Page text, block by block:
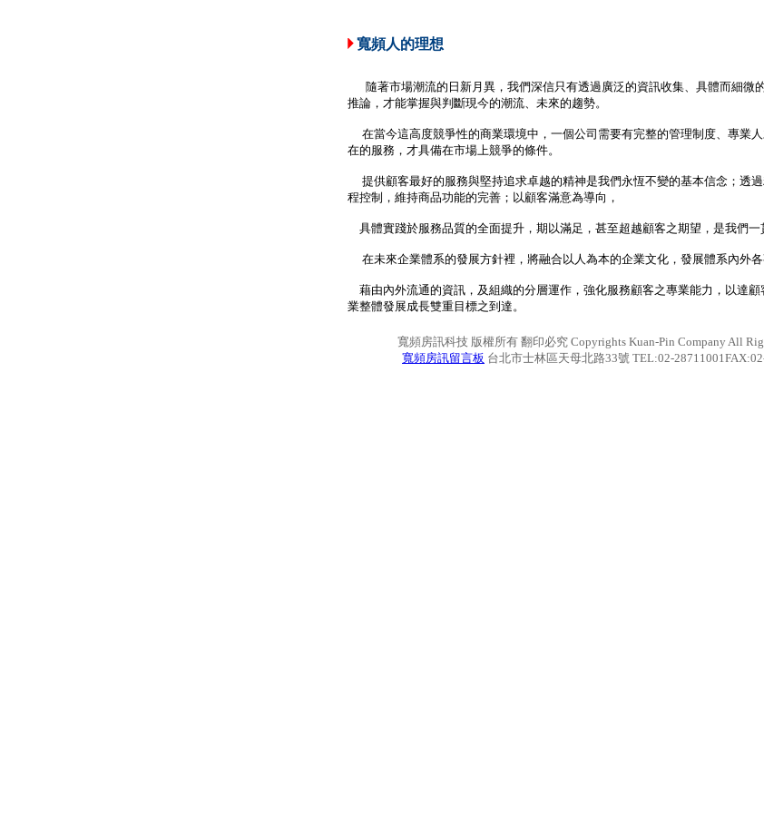
寬頻人的理想
隨著市場潮流的日新月異，我們深信只有透過廣泛的資訊收集、具體而細微
推論，才能掌握與判斷現今的潮流、未來的趨勢。
在當今這高度競爭性的商業環境中，一個公司需要有完整的管理制度、專業
在的服務，才具備在市場上競爭的條件。
提供顧客最好的服務與堅持追求卓越的精神是我們永恆不變的基本信念；透
程控制，維持商品功能的完善；以顧客滿意為導向，
具體實踐於服務品質的全面提升，期以滿足，甚至超越顧客之期望，是我們一
在未來企業體系的發展方針裡，將融合以人為本的企業文化，發展體系內外各
藉由內外流通的資訊，及組織的分層運作，強化服務顧客之專業能力，以達顧
業整體發展成長雙重目標之到達。
寬頻房訊科技 版權所有 翻印必究 Copyrights Kuan-Pin Company All
寬頻房訊留言板 台北市士林區天母北路33號 TEL:02-